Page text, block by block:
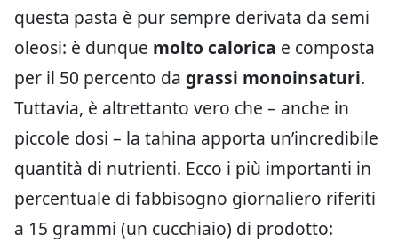
questa pasta è pur sempre derivata da semi
oleosi: è dunque molto calorica e composta
per il 50 percento da grassi monoinsaturi.
Tuttavia, è altrettanto vero che – anche in
piccole dosi – la tahina apporta un’incredibile
quantità di nutrienti. Ecco i più importanti in
percentuale di fabbisogno giornaliero riferiti
a 15 grammi (un cucchiaio) di prodotto: